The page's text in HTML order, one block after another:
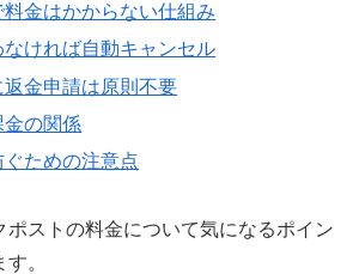
金はかからない仕組み
ければ自動キャンセル
金申請は原則不要
の関係
ための注意点
ポストの料金について気になるポイン
。